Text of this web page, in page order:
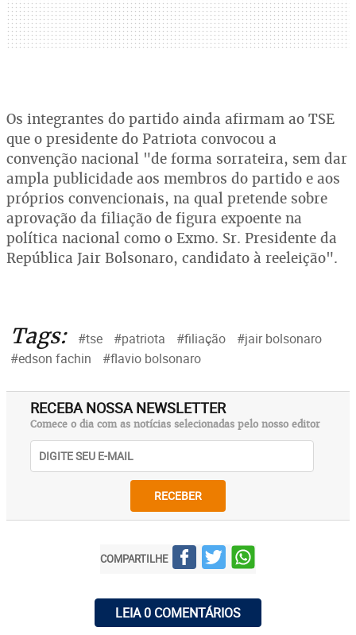
Os integrantes do partido ainda afirmam ao TSE
que o presidente do Patriota convocou a
convenção nacional "de forma sorrateira, sem dar
ampla publicidade aos membros do partido e aos
próprios convencionais, na qual pretende sobre
aprovação da filiação de figura expoente na
política nacional como o Exmo. Sr. Presidente da
República Jair Bolsonaro, candidato à reeleição".
Tags: #tse #patriota #filiação
#jair bolsonaro
#edson fachin
#flavio bolsonaro
RECEBA NOSSA NEWSLETTER
Comece o dia com as notícias selecionadas pelo nosso editor
RECEBER
COMPARTILHE
LEIA 0 COMENTÁRIOS